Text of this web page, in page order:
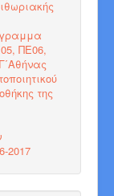
ΠΕ06,
της
2017